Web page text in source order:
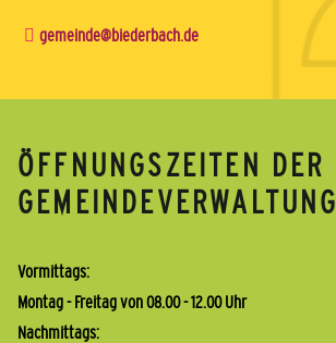
gemeinde@biederbach.de
ÖFFNUNGSZEITEN DER
GEMEINDEVERWALTUNG
Vormittags:
Montag - Freitag von 08.00 - 12.00 Uhr
Nachmittags: